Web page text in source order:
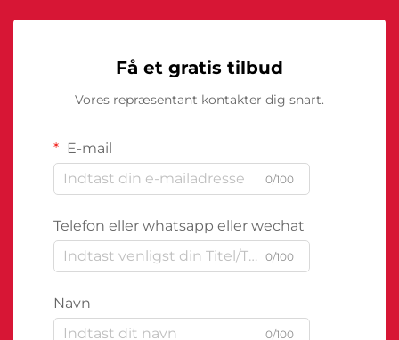
Få et gratis tilbud
Vores repræsentant kontakter dig snart.
E-mail
0/100
Telefon eller whatsapp eller wechat
0/100
Navn
0/100